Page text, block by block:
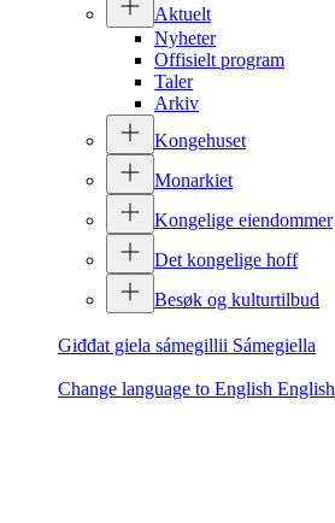
Aktuelt
Nyheter
Offisielt program
Taler
Arkiv
Kongehuset
Monarkiet
Kongelige eiendommer
Det kongelige hoff
Besøk og kulturtilbud
Giđđat giela sámegillii Sámegiella
Change language to English English